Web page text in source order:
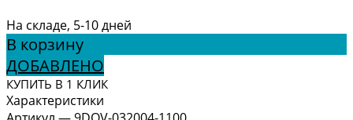
На складе, 5-10 дней
В корзину
ДОБАВЛЕНО
КУПИТЬ В 1 КЛИК
Характеристики